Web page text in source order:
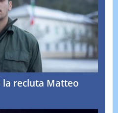
la recluta Matteo